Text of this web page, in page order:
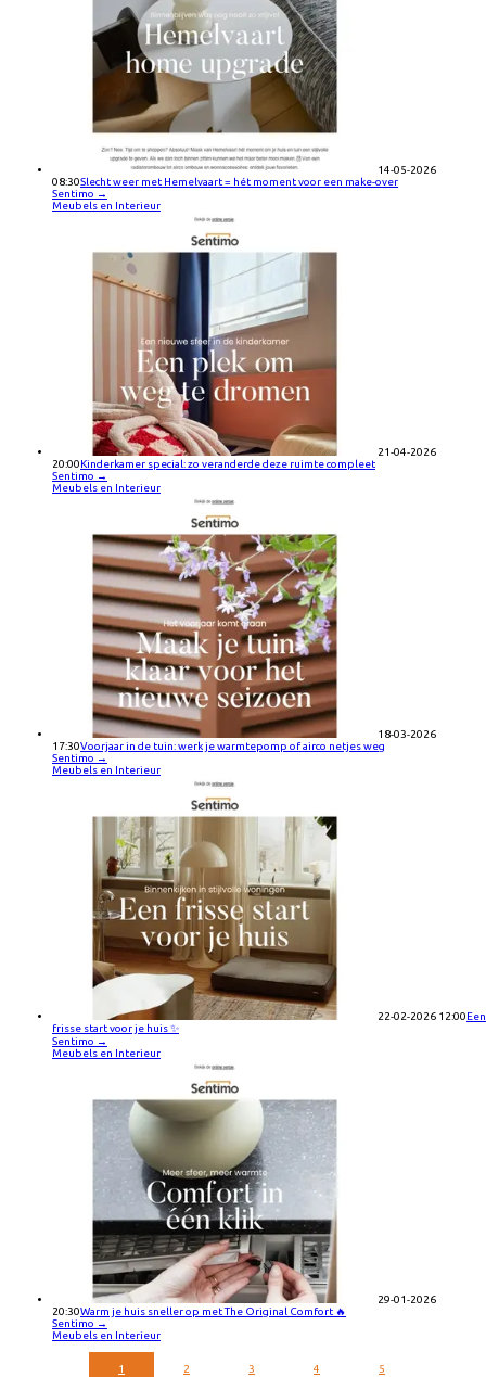
14-05-2026
08:30Slecht weer met Hemelvaart = hét moment voor een make-over
Sentimo →
Meubels en Interieur
21-04-2026
20:00Kinderkamer special: zo veranderde deze ruimte compleet
Sentimo →
Meubels en Interieur
18-03-2026
17:30Voorjaar in de tuin: werk je warmtepomp of airco netjes weg
Sentimo →
Meubels en Interieur
22-02-2026 12:00Een
frisse start voor je huis ✨
Sentimo →
Meubels en Interieur
29-01-2026
20:30Warm je huis sneller op met The Original Comfort 🔥
Sentimo →
Meubels en Interieur
1 2 3 4 5